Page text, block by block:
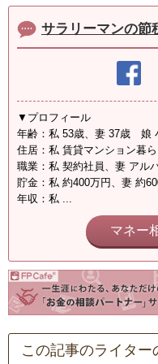
サラリーマンの節
▼プロフィール
年齢：私 53歳、妻 37歳 娘
住居：私 賃貸マンション暮ら
職業：私 契約社員、妻 アル
貯金：私 約400万円、妻 約
年収：私 ...
マネー
この記事のライター